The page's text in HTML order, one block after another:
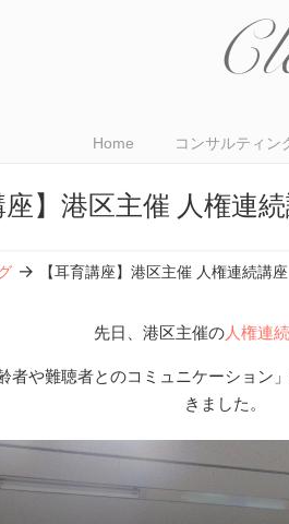
Home コンサルティン
座】港区主催 人権連
→ 【耳育講座】港区主催 人権連続講座
先日、港区主催の人権連
者や難聴者とのコミュニケーション
きました。